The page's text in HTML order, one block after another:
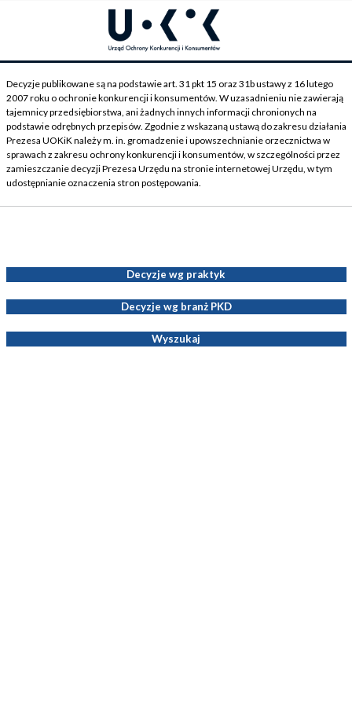
Decyzje publikowane są na podstawie art. 31 pkt 15 oraz 31b ustawy z 16 lutego
2007 roku o ochronie konkurencji i konsumentów. W uzasadnieniu nie zawierają
tajemnicy przedsiębiorstwa, ani żadnych innych informacji chronionych na
podstawie odrębnych przepisów. Zgodnie z wskazaną ustawą do zakresu działania
Prezesa UOKiK należy m. in. gromadzenie i upowszechnianie orzecznictwa w
sprawach z zakresu ochrony konkurencji i konsumentów, w szczególności przez
zamieszczanie decyzji Prezesa Urzędu na stronie internetowej Urzędu, w tym
udostępnianie oznaczenia stron postępowania.
Decyzje wg praktyk
Decyzje wg branż PKD
Wyszukaj